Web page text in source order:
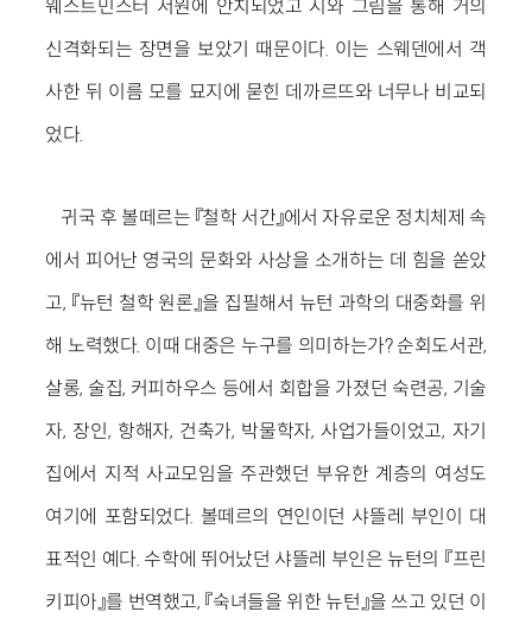
웨스트민스터 서원에 안치되었고 시와 그림을 통해 거의
신격화되는 장면을 보았기 때문이다. 이는 스웨덴에서 객
사한 뒤 이름 모를 묘지에 묻힌 데까르뜨와 너무나 비교되
었다.
귀국 후 볼떼르는 『철학 서간』에서 자유로운 정치체제 속
에서 피어난 영국의 문화와 사상을 소개하는 데 힘을 쏟았
고, 『뉴턴 철학 원론』을 집필해서 뉴턴 과학의 대중화를 위
해 노력했다. 이때 대중은 누구를 의미하는가? 순회도서관,
살롱, 술집, 커피하우스 등에서 회합을 가졌던 숙련공, 기술
자, 장인, 항해자, 건축가, 박물학자, 사업가들이었고, 자기
집에서 지적 사교모임을 주관했던 부유한 계층의 여성도
여기에 포함되었다. 볼떼르의 연인이던 샤뜰레 부인이 대
표적인 예다. 수학에 뛰어났던 샤뜰레 부인은 뉴턴의 『프린
키피아』를 번역했고, 『숙녀들을 위한 뉴턴』을 쓰고 있던 이